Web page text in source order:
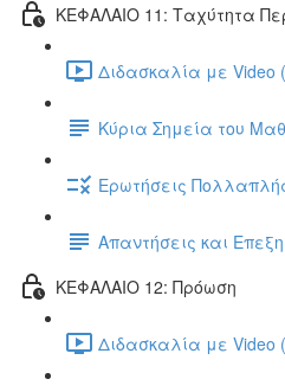
ΚΕΦΑΛΑΙΟ 11: Ταχύτητα
Διδασκαλία με Video
Κύρια Σημεία του
Ερωτήσεις
Απαντήσεις και
ΚΕΦΑΛΑΙΟ 12: Πρόωση
Διδασκαλία με Video